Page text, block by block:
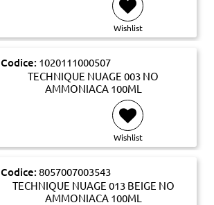
Wishlist
Codice: 1020111000507
TECHNIQUE NUAGE 003 NO
AMMONIACA 100ML
Wishlist
Codice: 8057007003543
TECHNIQUE NUAGE 013 BEIGE NO
AMMONIACA 100ML